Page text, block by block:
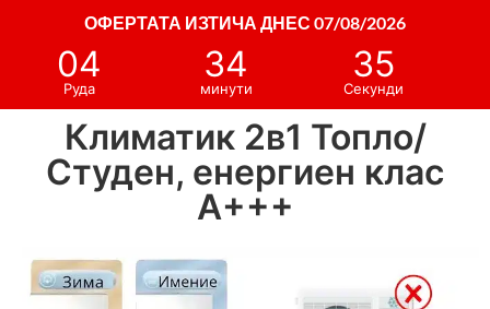
ОФЕРТАТА ИЗТИЧА ДНЕС 07/08/2026
04
Руда
34
минути
35
Секунди
Климатик 2в1 Топло/
Студен, енергиен клас
А+++